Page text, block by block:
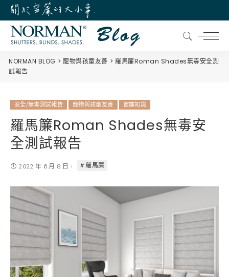
NORMAN BLOG 寵物與孩童友善
羅馬簾Roman Shades無毒安全測
試報告
安全/無毒測試報告 寵物與孩童友善 窗簾知識
羅馬簾Roman Shades無毒安
全測試報告
2022 年 6 月 8 日 羅馬簾